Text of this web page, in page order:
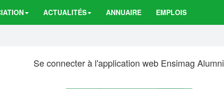
ACTUALITÉS ANNUAIRE EMPLOIS
Se connecter à l'application web Ensimag Alumni